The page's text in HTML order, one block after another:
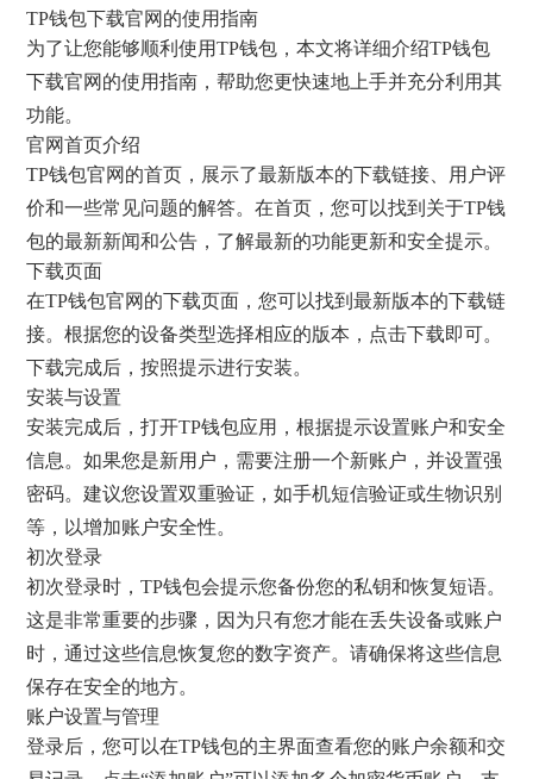
TP钱包下载官网的使用指南
为了让您能够顺利使用TP钱包，本文将详细介绍TP钱包
下载官网的使用指南，帮助您更快速地上手并充分利用其
功能。
官网首页介绍
TP钱包官网的首页，展示了最新版本的下载链接、用户评
价和一些常见问题的解答。在首页，您可以找到关于TP钱
包的最新新闻和公告，了解最新的功能更新和安全提示。
下载页面
在TP钱包官网的下载页面，您可以找到最新版本的下载链
接。根据您的设备类型选择相应的版本，点击下载即可。
下载完成后，按照提示进行安装。
安装与设置
安装完成后，打开TP钱包应用，根据提示设置账户和安全
信息。如果您是新用户，需要注册一个新账户，并设置强
密码。建议您设置双重验证，如手机短信验证或生物识别
等，以增加账户安全性。
初次登录
初次登录时，TP钱包会提示您备份您的私钥和恢复短语。
这是非常重要的步骤，因为只有您才能在丢失设备或账户
时，通过这些信息恢复您的数字资产。请确保将这些信息
保存在安全的地方。
账户设置与管理
登录后，您可以在TP钱包的主界面查看您的账户余额和交